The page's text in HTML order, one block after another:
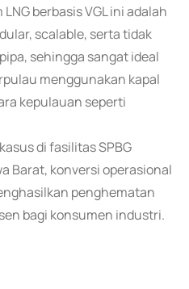
berbasis VGL ini adalah
scalable, serta tidak
sehingga sangat ideal
menggunakan kapal
kepulauan seperti
di fasilitas SPBG
Barat, konversi operasional
penghematan
bagi konsumen industri.